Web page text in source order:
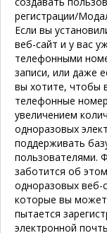
регистрации/
Если вы
веб-сайт и у вас
телефонными
записи, или даже
вы хотите, чтобы
телефонные
увеличением
одноразовых
поддерживать
пользователями.
заботится об
одноразовых веб-
которые вы
пытается
электронной